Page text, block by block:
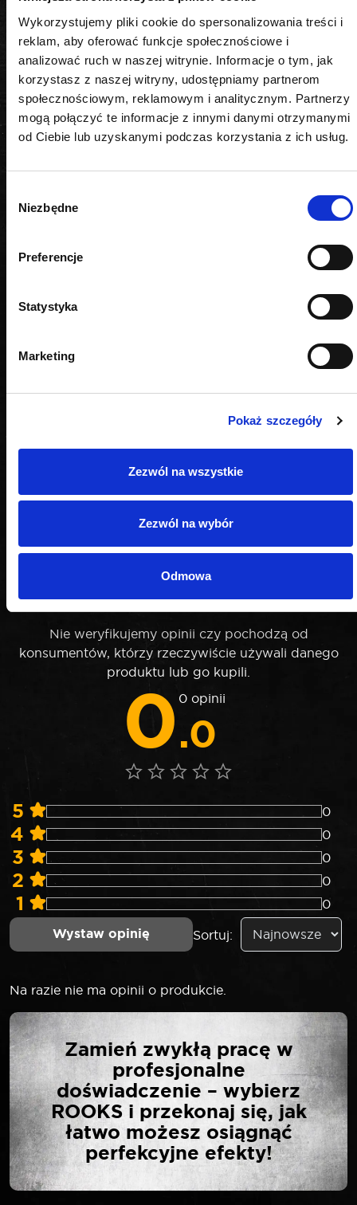
Wykorzystujemy pliki cookie do spersonalizowania treści i
reklam, aby oferować funkcje społecznościowe i
analizować ruch w naszej witrynie. Informacje o tym, jak
korzystasz z naszej witryny, udostępniamy partnerom
społecznościowym, reklamowym i analitycznym. Partnerzy
mogą połączyć te informacje z innymi danymi otrzymanymi
od Ciebie lub uzyskanymi podczas korzystania z ich usług.
zgody
Niezbędne
Preferencje
Statystyka
Marketing
Pokaż szczegóły
Zezwól na wszystkie
Zezwól na wybór
Odmowa
najbardziej wymagających warunkach.
PODOBNE PRODUKTY
OPINIE
Nie weryfikujemy opinii czy pochodzą od
konsumentów, którzy rzeczywiście używali danego
produktu lub go kupili.
0.0
0 opinii
5 0
4 0
3 0
2 0
1 0
Wystaw opinię Sortuj:
Na razie nie ma opinii o produkcie.
NAPISZ PIERWSZĄ
OPINIĘ O „ROOKS LONG
BIT 10 MM 3/8″ TORX
T30 X 75 MM S2”
Twój adres email nie zostanie opublikowany.
Wymagane pola są oznaczone
*
Zamień zwykłą pracę w
profesjonalne
doświadczenie – wybierz
ROOKS i przekonaj się, jak
łatwo możesz osiągnąć
perfekcyjne efekty!